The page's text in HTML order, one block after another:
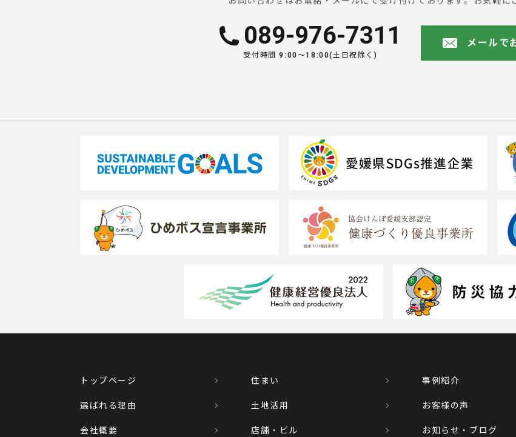
089-976-7311
受付時間 9:00〜18:00(土日祝除く)
メールで
トップページ
選ばれる理由
会社概要
住まい
土地活用
店舗・ビル
事例紹介
お客様の声
お知らせ・ブログ